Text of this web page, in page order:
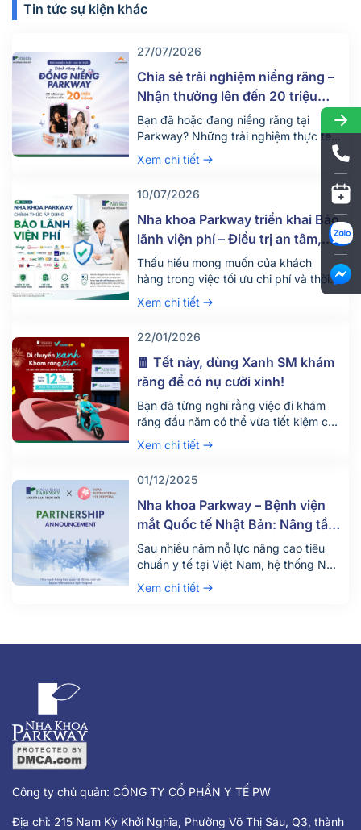
Tin tức sự kiện khác
27/07/2026
Chia sẻ trải nghiệm niềng răng –
Nhận thưởng lên đến 20 triệu
đồng
Bạn đã hoặc đang niềng răng tại
Parkway? Những trải nghiệm thực tế
của bạn có thể giúp nhiều người tự tin
hơn khi đưa ra quyết định thay đổi nụ
câu chuyện chân thực từ chính khách
hàng, Nha khoa Parkway phối hợp
cùng AccessTrade triển khai […]
Xem chi tiết
10/07/2026
Nha khoa Parkway triển khai Bảo
lãnh viện phí – Điều trị an tâm,
tận dụng tối đa quyền lợi bảo
hiểm
Thấu hiểu mong muốn của khách
hàng trong việc tối ưu chi phí và thời
gian khi điều trị nha khoa, Nha khoa
Parkway chính thức triển khai dịch vụ
18/06/2026. Bảo lãnh viện phí là gì?
Bảo lãnh viện phí là hình thức công ty
bảo hiểm thanh […]
Xem chi tiết
22/01/2026
🧧 Tết này, dùng Xanh SM khám
răng để có nụ cười xinh!
Bạn đã từng nghĩ rằng việc đi khám
răng đầu năm có thể vừa tiết kiệm chi
phí di chuyển, vừa góp phần bảo vệ
môi trường chưa? Mùa Tết này, Nha
Xanh SM mang đến cho khách hàng
trải nghiệm “Di chuyển xanh – Khám
răng xịn”, […]
Xem chi tiết
01/12/2025
Nha khoa Parkway – Bệnh viện
mắt Quốc tế Nhật Bản: Nâng tầm
trải nghiệm chăm sóc sức khỏe
răng và mắt
Sau nhiều năm nỗ lực nâng cao tiêu
chuẩn y tế tại Việt Nam, hệ thống Nha
khoa Parkway tiếp tục khẳng định
cam kết không ngừng mang đến trải
vừa chính thức khởi động dự án hợp
Xem chi tiết
Công ty chủ quản: CÔNG TY CỔ PHẦN Y TẾ PW
Địa chỉ: 215 Nam Kỳ Khởi Nghĩa, Phường Võ Thị Sáu, Q3, thành